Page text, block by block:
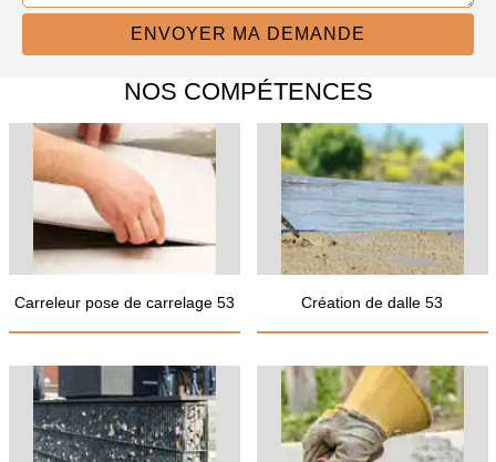
NOS COMPÉTENCES
Carreleur pose de carrelage 53 Création de dalle 53